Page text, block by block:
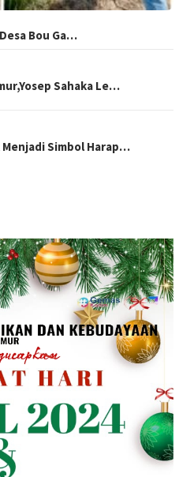
Bou Ga…
Sahaka Le…
Menjadi Simbol Harap…